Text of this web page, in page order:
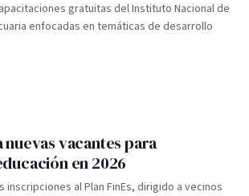
gratuitas del Instituto Nacional de
enfocadas en temáticas de desarrollo
nuevas vacantes para
en 2026
inscripciones al Plan FinEs, dirigido a vecinos